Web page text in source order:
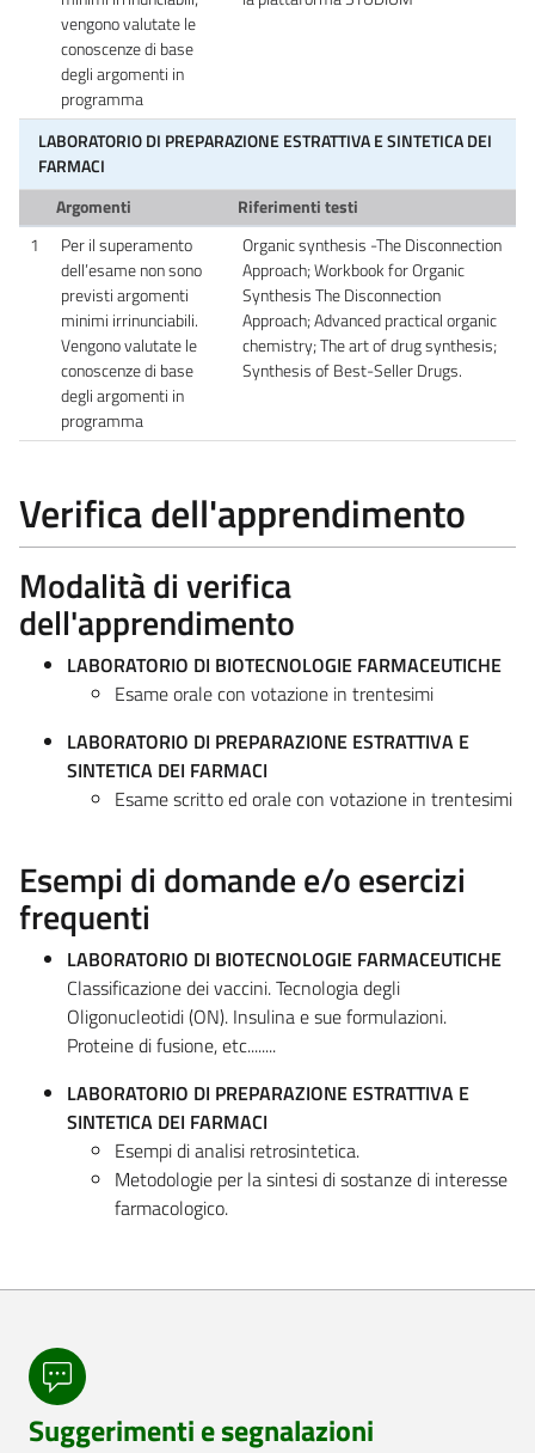
vengono valutate le
conoscenze di base
degli argomenti in
programma
LABORATORIO DI PREPARAZIONE ESTRATTIVA E SINTETICA DEI
FARMACI
Argomenti
Riferimenti testi
1
Per il superamento
dell’esame non sono
previsti argomenti
minimi irrinunciabili.
Vengono valutate le
conoscenze di base
degli argomenti in
programma
Organic synthesis -The Disconnection
Approach; Workbook for Organic
Synthesis The Disconnection
Approach; Advanced practical organic
chemistry; The art of drug synthesis;
Synthesis of Best-Seller Drugs.
Verifica dell'apprendimento
Modalità di verifica
dell'apprendimento
LABORATORIO DI BIOTECNOLOGIE FARMACEUTICHE
Esame orale con votazione in trentesimi
LABORATORIO DI PREPARAZIONE ESTRATTIVA E
SINTETICA DEI FARMACI
Esame scritto ed orale con votazione in trentesimi
Esempi di domande e/o esercizi
frequenti
LABORATORIO DI BIOTECNOLOGIE FARMACEUTICHE
Classificazione dei vaccini. Tecnologia degli
Oligonucleotidi (ON). Insulina e sue formulazioni.
Proteine di fusione, etc........
LABORATORIO DI PREPARAZIONE ESTRATTIVA E
SINTETICA DEI FARMACI
Esempi di analisi retrosintetica.
Metodologie per la sintesi di sostanze di interesse
farmacologico.
Suggerimenti e segnalazioni